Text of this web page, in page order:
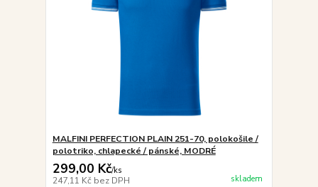
MALFINI PERFECTION PLAIN 251-70, polokošile /
polotriko, chlapecké / pánské, MODRÉ
299,00 Kč/ks
247,11 Kč bez DPH skladem